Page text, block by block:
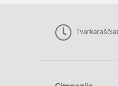
Tvarkaraščiai